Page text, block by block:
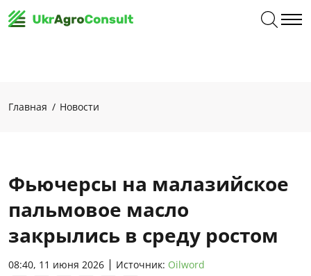
Главная Новости
Фьючерсы на малазийское
пальмовое масло
закрылись в среду ростом
08:40, 11 июня 2026 Источник: Oilword